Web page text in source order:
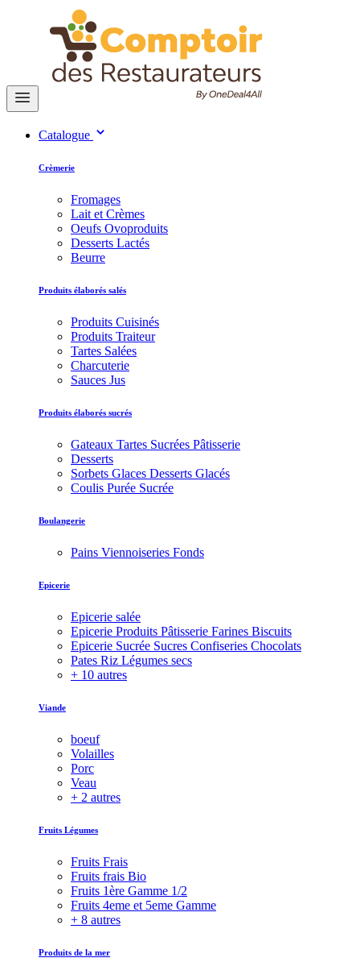
Catalogue
Crèmerie
Fromages
Lait et Crèmes
Oeufs Ovoproduits
Desserts Lactés
Beurre
Produits élaborés salés
Produits Cuisinés
Produits Traiteur
Tartes Salées
Charcuterie
Sauces Jus
Produits élaborés sucrés
Gateaux Tartes Sucrées Pâtisserie
Desserts
Sorbets Glaces Desserts Glacés
Coulis Purée Sucrée
Boulangerie
Pains Viennoiseries Fonds
Epicerie
Epicerie salée
Epicerie Produits Pâtisserie Farines Biscuits
Epicerie Sucrée Sucres Confiseries Chocolats
Pates Riz Légumes secs
+ 10 autres
Viande
boeuf
Volailles
Porc
Veau
+ 2 autres
Fruits Légumes
Fruits Frais
Fruits frais Bio
Fruits 1ère Gamme 1/2
Fruits 4eme et 5eme Gamme
+ 8 autres
Produits de la mer